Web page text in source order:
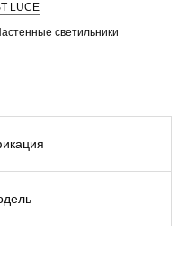
LUCE
светильники